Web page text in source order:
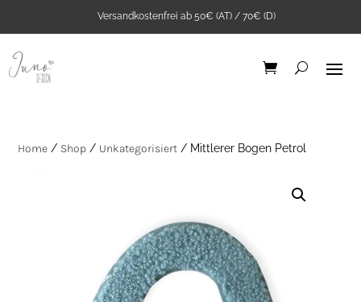
Versandkostenfrei ab 50€ (AT) / 70€ (D)
Home / Shop / Unkategorisiert / Mittlerer Bogen Petrol